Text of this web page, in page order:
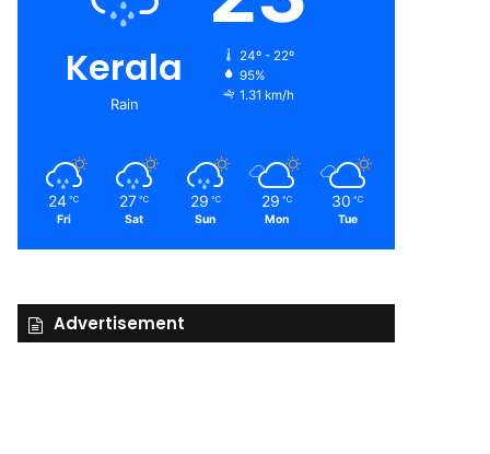
Kerala
Rain
24º - 22º
95%
1.31 km/h
24 ℃
Fri
27 ℃
Sat
29 ℃
Sun
29 ℃
Mon
30 ℃
Tue
Advertisement